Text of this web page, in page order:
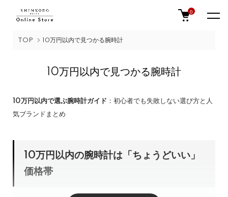
0
TOP 10万円以内で見つかる腕時計
10万円以内で見つかる腕時計
10万円以内で選ぶ腕時計ガイド ：初心者でも失敗しない選び方と人
気ブランドまとめ
10万円以内の腕時計は「ちょうどいい」
価格帯